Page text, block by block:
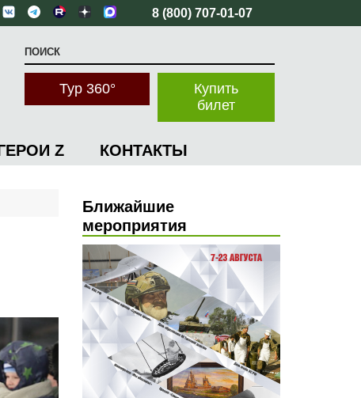
8 (800) 707-01-07
Купить
билет
Тур 360°
Z КОНТАКТЫ
Ближайшие
мероприятия